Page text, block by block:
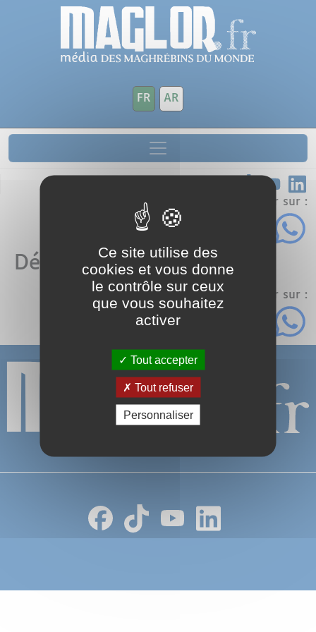
Aller au contenu principal
FR AR
Partager sur :
Débats
Partager sur :
Panneau de gestion des cookies
Ce site utilise des
cookies et vous donne
le contrôle sur ceux
que vous souhaitez
activer
Tout accepter
Tout refuser
Personnaliser